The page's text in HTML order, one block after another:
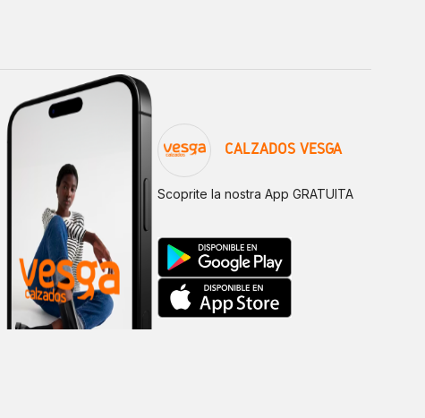
CALZADOS VESGA
Scoprite la nostra App GRATUITA